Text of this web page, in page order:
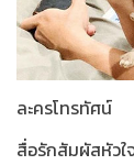
ละครโทรทัศน์
สื่อรักสัมผัสหัวใ